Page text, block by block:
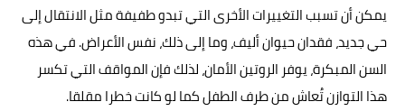
يمكن أن تسبب التغييرات الأخرى التي تبدو طفيفة مثل الانتقال إلى
حي جديد، فقدان حيوان أليف، وما إلى ذلك، نفس الأعراض. في هذه
السن المبكرة، يوفر الروتين الأمان، لذلك فإن المواقف التي تكسر
هذا التوازن تُعاش من طرف الطفل كما لو كانت خطرا مقلقا.